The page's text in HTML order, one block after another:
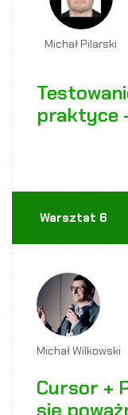
Michał Pilarski
praktyce
Warsztat 6
Michał Wilkowski
Cursor +
się